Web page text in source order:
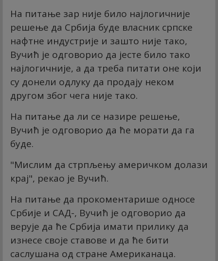
На питање зар није било најлогичније
решење да Србија буде власник српске
нафтне индустрије и зашто није тако,
Вучић је одговорио да јесте било тако
најлогичније, а да треба питати оне који
су донели одлуку да продају неком
другом због чега није тако.
На питање да ли се назире решење,
Вучић је одговорио да ће морати да га
буде.
"Мислим да стрпљењу америчком долази
крај", рекао је Вучић.
На питање да прокоментарише односе
Србије и САД-, Вучић је одговорио да
верује да ће Србија имати прилику да
изнесе своје ставове и да ће бити
саслушана од стране Американаца.